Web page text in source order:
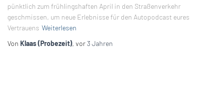
pünktlich zum frühlingshaften April in den Straßenverkehr
geschmissen, um neue Erlebnisse für den Autopodcast eures
Vertrauens Weiterlesen
Von Klaas (Probezeit), vor3 Jahren